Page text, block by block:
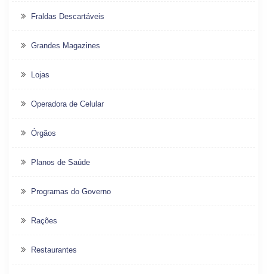
Fraldas Descartáveis
Grandes Magazines
Lojas
Operadora de Celular
Órgãos
Planos de Saúde
Programas do Governo
Rações
Restaurantes